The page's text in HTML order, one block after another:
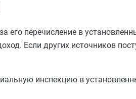
его перечисление в
Если других источников
инспекцию в